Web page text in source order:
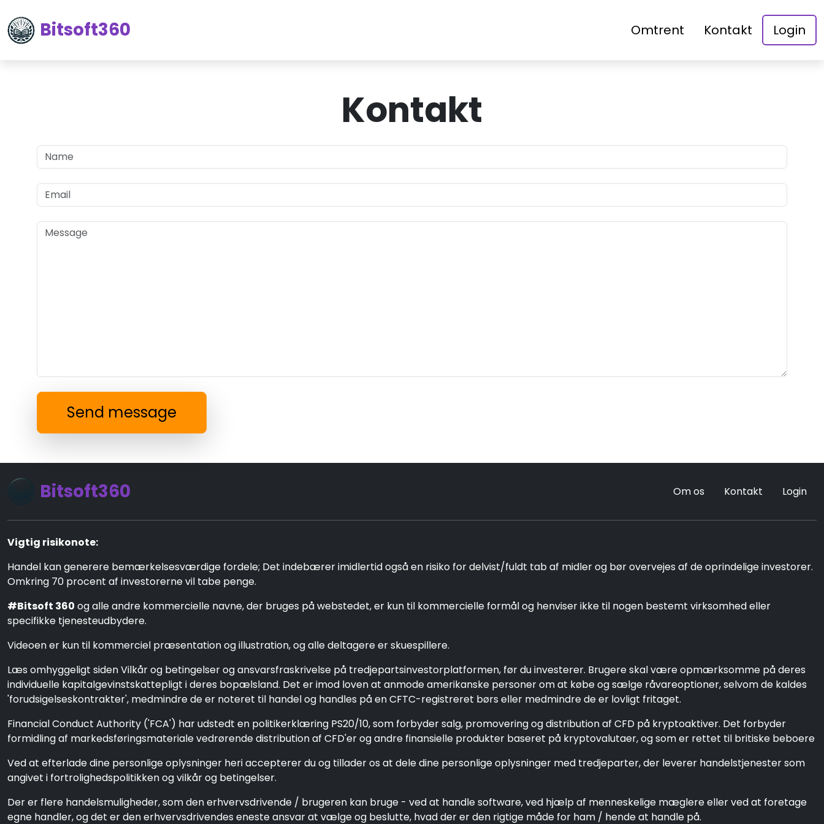
Bitsoft360 Omtrent Kontakt Login
Kontakt
Send message
Bitsoft360 Om os Kontakt Login
Vigtig risikonote:
Handel kan generere bemærkelsesværdige fordele; Det indebærer imidlertid også en risiko for delvist/fuldt tab af midler og bør overvejes af de oprindelige investorer.
Omkring 70 procent af investorerne vil tabe penge.
#Bitsoft 360 og alle andre kommercielle navne, der bruges på webstedet, er kun til kommercielle formål og henviser ikke til nogen bestemt virksomhed eller
specifikke tjenesteudbydere.
Videoen er kun til kommerciel præsentation og illustration, og alle deltagere er skuespillere.
Læs omhyggeligt siden Vilkår og betingelser og ansvarsfraskrivelse på tredjepartsinvestorplatformen, før du investerer. Brugere skal være opmærksomme på deres
individuelle kapitalgevinstskattepligt i deres bopælsland. Det er imod loven at anmode amerikanske personer om at købe og sælge råvareoptioner, selvom de kaldes
'forudsigelseskontrakter', medmindre de er noteret til handel og handles på en CFTC-registreret børs eller medmindre de er lovligt fritaget.
Financial Conduct Authority ('FCA') har udstedt en politikerklæring PS20/10, som forbyder salg, promovering og distribution af CFD på kryptoaktiver. Det forbyder
formidling af markedsføringsmateriale vedrørende distribution af CFD'er og andre finansielle produkter baseret på kryptovalutaer, og som er rettet til britiske beboere
Ved at efterlade dine personlige oplysninger heri accepterer du og tillader os at dele dine personlige oplysninger med tredjeparter, der leverer handelstjenester som
angivet i fortrolighedspolitikken og vilkår og betingelser.
Der er flere handelsmuligheder, som den erhvervsdrivende / brugeren kan bruge - ved at handle software, ved hjælp af menneskelige mæglere eller ved at foretage
egne handler, og det er den erhvervsdrivendes eneste ansvar at vælge og beslutte, hvad der er den rigtige måde for ham / hende at handle på.